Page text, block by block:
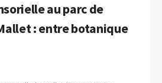
au parc de
: entre botanique